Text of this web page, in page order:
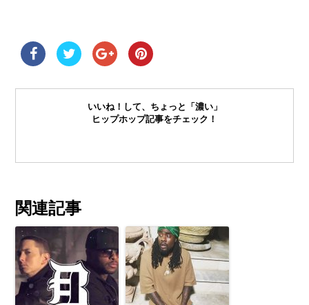
いいね！して、ちょっと「濃い」
ヒップホップ記事をチェック！
関連記事